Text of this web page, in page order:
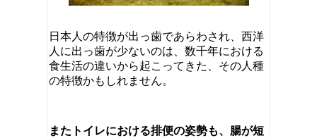
日本人の特徴が出っ歯であらわされ、西洋
人に出っ歯が少ないのは、数千年における
食生活の違いから起こってきた、その人種
の特徴かもしれません。
またトイレにおける排便の姿勢も、腸が短